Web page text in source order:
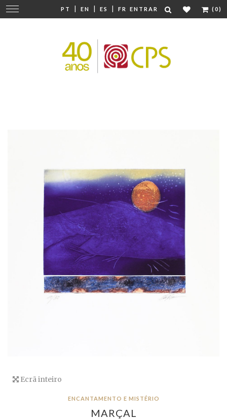
PT | EN | ES | FR ENTRAR (0)
Mudar
navegação
Ecrã inteiro
ENCANTAMENTO E MISTÉRIO
MARÇAL